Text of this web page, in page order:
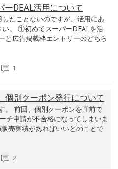
ーDEAL活用について
たことないのですが、活用にあ
い。 ①初めてスーパーDEALを活
と広告掲載枠エントリーのどちら
1
個別クーポン発行について
。 前回、個別クーポンを直前で
チ申請が不合格になってしまいま
売実績があればいいとのことで
2